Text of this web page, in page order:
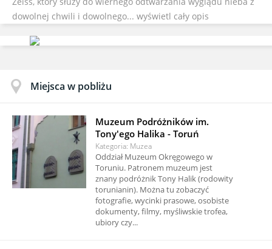
dowolnej chwili i dowolnego... wyświetl cały opis
Miejsca w pobliżu
Muzeum Podróżników im.
Tony'ego Halika - Toruń
Kategoria: Muzea
Oddział Muzeum Okręgowego w
Toruniu. Patronem muzeum jest
znany podróżnik Tony Halik (rodowity
torunianin). Można tu zobaczyć
fotografie, wycinki prasowe, osobiste
dokumenty, filmy, myśliwskie trofea,
ubiory czy...